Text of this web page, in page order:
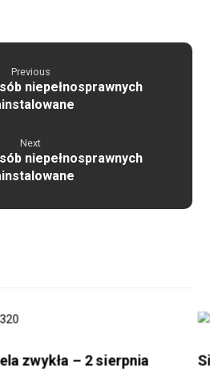
Previous
niepełnosprawnych
Next
niepełnosprawnych
zwykła – 2 sierpnia